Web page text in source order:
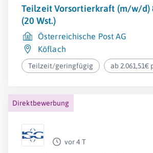
Teilzeit Vorsortierkraft (m/w/d)
(20 Wst.)
Österreichische Post AG
Köflach
Teilzeit/geringfügig ab 2.061,51€
Direktbewerbung
vor 4 T